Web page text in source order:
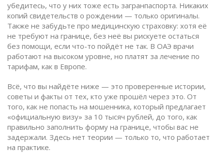
убедитесь, что у них тоже есть загранпаспорта. Никаких
копий свидетельств о рождении — только оригиналы.
Также не забудьте про медицинскую страховку: хотя её
не требуют на границе, без неё вы рискуете остаться
без помощи, если что-то пойдёт не так. В ОАЭ врачи
работают на высоком уровне, но платят за лечение по
тарифам, как в Европе.
Всё, что вы найдёте ниже — это проверенные истории,
советы и факты от тех, кто уже прошёл через это. От
того, как не попасть на мошенника, который предлагает
«официальную визу» за 10 тысяч рублей, до того, как
правильно заполнить форму на границе, чтобы вас не
задержали. Здесь нет теории — только то, что работает
на практике.